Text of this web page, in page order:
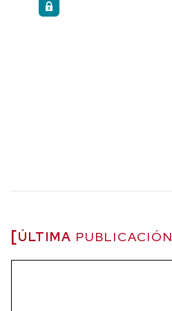
ÚLTIMA PUBLICACIÓN